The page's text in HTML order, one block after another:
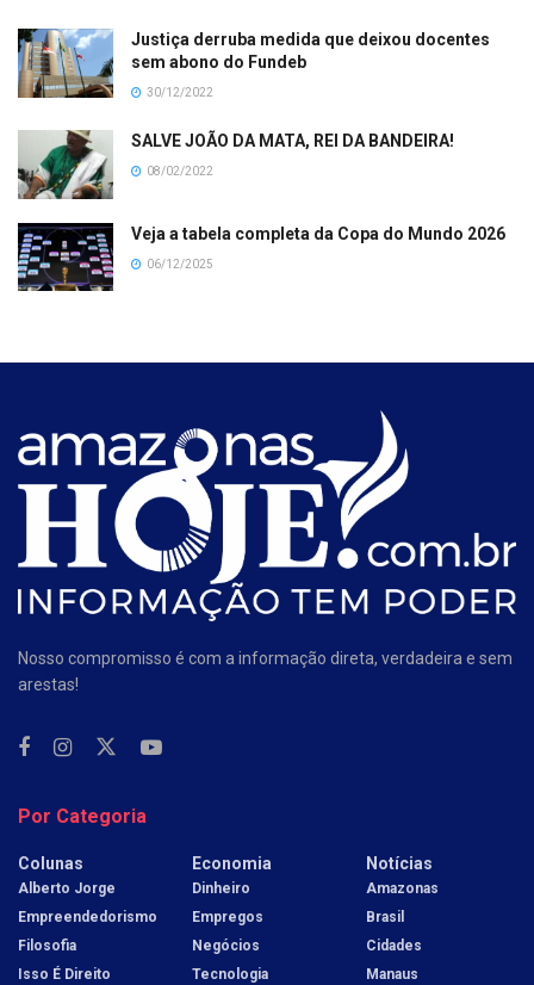
Justiça derruba medida que deixou docentes
sem abono do Fundeb
30/12/2022
SALVE JOÃO DA MATA, REI DA BANDEIRA!
08/02/2022
Veja a tabela completa da Copa do Mundo 2026
06/12/2025
Nosso compromisso é com a informação direta, verdadeira e sem
arestas!
Por Categoria
Colunas
Alberto Jorge
Empreendedorismo
Filosofia
Isso É Direito
Economia
Dinheiro
Empregos
Negócios
Tecnologia
Notícias
Amazonas
Brasil
Cidades
Manaus